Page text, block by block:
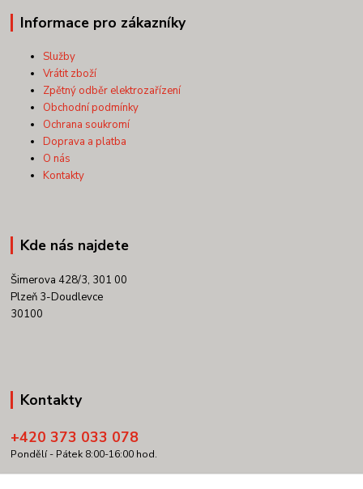
Informace pro zákazníky
Služby
Vrátit zboží
Zpětný odběr elektrozařízení
Obchodní podmínky
Ochrana soukromí
Doprava a platba
O nás
Kontakty
Kde nás najdete
Šimerova 428/3, 301 00
Plzeň 3-Doudlevce
30100
Kontakty
+420 373 033 078
Pondělí - Pátek 8:00-16:00 hod.